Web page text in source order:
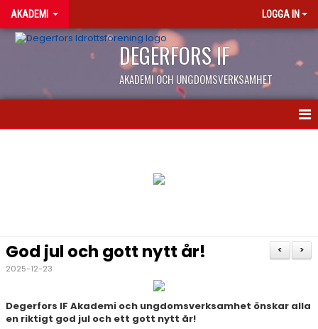
AKADEMI LOGGA IN
DEGERFORS IF
AKADEMI OCH UNGDOMSVERKSAMHET
EN DAG PÅ AKADEMIN
FOTBOLLSPROFIL HÖGSTADIET
>
<
God jul och gott nytt år!
2025-12-23
Degerfors IF Akademi och ungdomsverksamhet önskar alla
en riktigt god jul och ett gott nytt år!